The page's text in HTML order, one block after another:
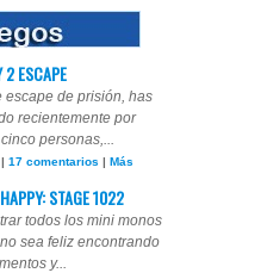
2 ESCAPE
escape de prisión, has
recientemente por
personas,...
17 comentarios | Más
STAGE 1022
todos los mini monos
sea feliz encontrando
y...